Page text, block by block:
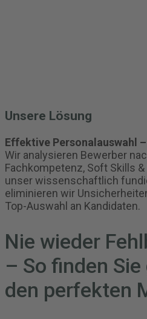
Unsere Lösung
Effektive Personalauswahl
Wir analysieren Bewerber
Fachkompetenz, Soft Skills
unser wissenschaftlich
eliminieren wir
Top-Auswahl an Kandidaten.
Nie wieder
– So finden
den perfekten